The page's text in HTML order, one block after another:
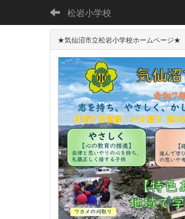
松岩小学校
★気仙沼市立松岩小学校ホームページ★